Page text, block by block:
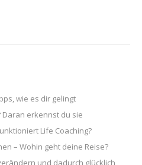
wie es dir gelingt
erkennst du sie
Life Coaching?
– Wohin geht deine Reise?
und dadurch glücklich